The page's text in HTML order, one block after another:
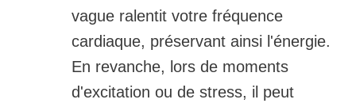
vague ralentit votre fréquence
cardiaque, préservant ainsi l'énergie.
En revanche, lors de moments
d'excitation ou de stress, il peut